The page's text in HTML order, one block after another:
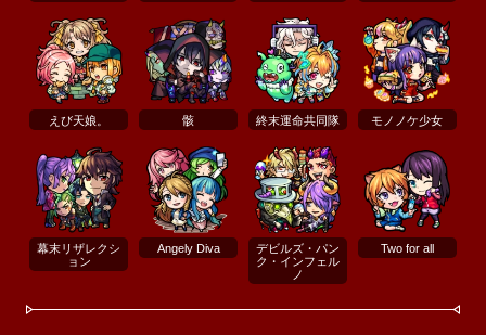
えび天娘。 骸 終末運命共同隊 モノノケ少女
幕末リザレクシ
ョン
Angely Diva
デビルズ・パン
ク・インフェル
ノ
Two for all